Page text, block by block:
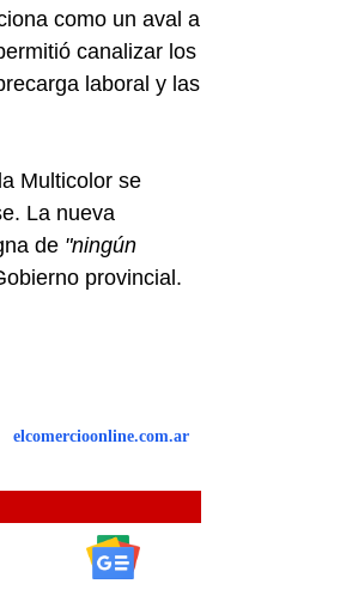
como un aval a
canalizar los
laboral y las
Multicolor se
La nueva
de "ningún
provincial.
elcomercioonline.com.ar